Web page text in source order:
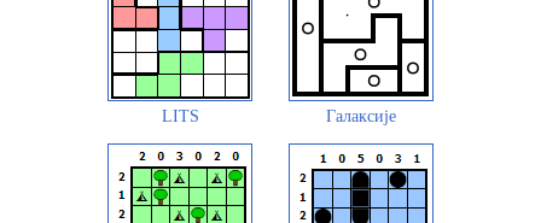
LITS Галаксије